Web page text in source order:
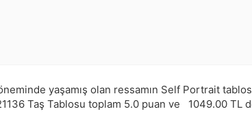
yaşamış olan ressamın Self Portrait
Taş Tablosu toplam 5.0 puan ve 1049.00 TL